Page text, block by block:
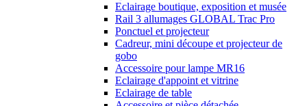
Eclairage boutique, exposition et musée
Rail 3 allumages GLOBAL Trac Pro
Ponctuel et projecteur
Cadreur, mini découpe et projecteur de
gobo
Accessoire pour lampe MR16
Eclairage d'appoint et vitrine
Eclairage de table